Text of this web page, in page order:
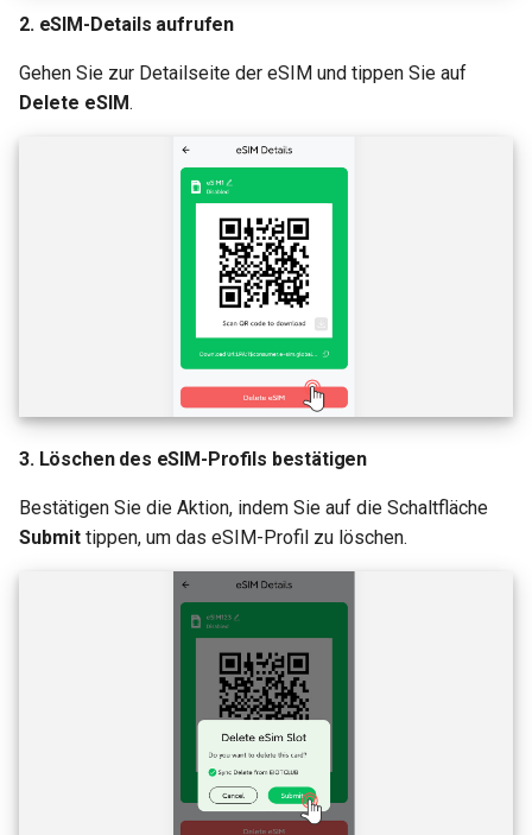
2. eSIM-Details aufrufen
Gehen Sie zur Detailseite der eSIM und tippen Sie auf
Delete eSIM.
3. Löschen des eSIM-Profils bestätigen
Bestätigen Sie die Aktion, indem Sie auf die Schaltfläche
Submit tippen, um das eSIM-Profil zu löschen.